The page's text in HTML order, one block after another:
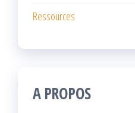
Ressources
A PROPOS